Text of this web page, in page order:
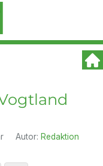
Autor: Redaktion